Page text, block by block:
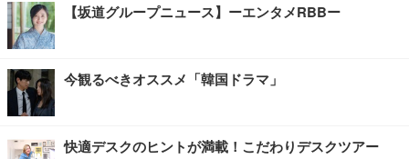
【坂道グループニュース】ーエンタメRBBー
今観るべきオススメ「韓国ドラマ」
快適デスクのヒントが満載！こだわりデスクツアー